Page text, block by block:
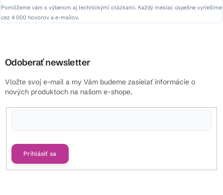
Pomôžeme vám s výberom aj technickými otázkami. Každý mesiac úspešne vyriešime
cez 4 000 hovorov a e-mailov.
Odoberať newsletter
Vložte svoj e-mail a my Vám budeme zasielať informácie o
nových produktoch na našom e-shope.
Prihlásiť sa